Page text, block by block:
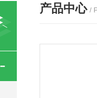
产品中心 /